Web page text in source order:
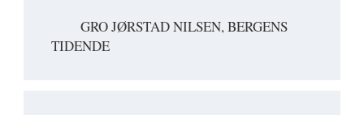
GRO JØRSTAD NILSEN, BERGENS
TIDENDE